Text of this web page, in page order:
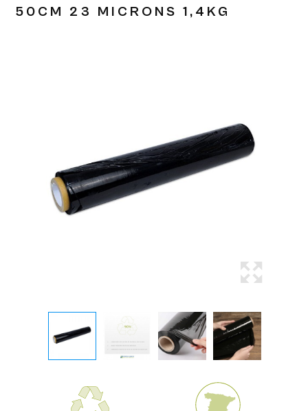
50CM 23 MICRONS 1,4KG